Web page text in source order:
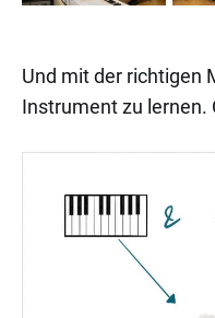
Und mit der richtigen
Instrument zu lernen.